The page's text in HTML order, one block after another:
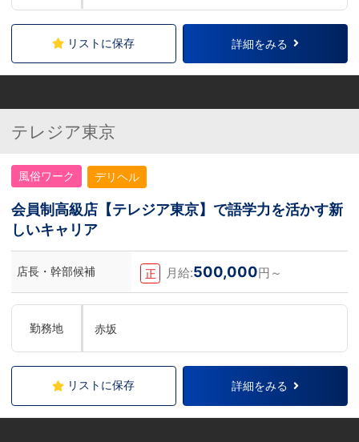
リストに保存 詳細をみる
テレジア東京
風俗ワーク デリヘル
会員制高級店【テレジア東京】で語学力を活かす新
しいキャリア
店長・幹部候補 正 月給:500,000円～
勤務地 赤坂
リストに保存 詳細をみる